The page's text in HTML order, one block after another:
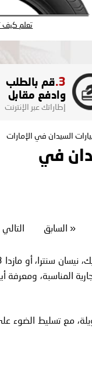
تعلم كيف
3. قم بالطلب
وادفع مقابل
إطاراتك عبر الإنترنت
« السابق التالي
المناسبة، ومعرفة
مع تسليط الضوء